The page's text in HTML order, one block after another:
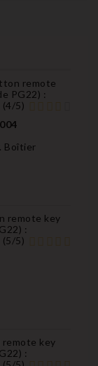
remote
PG22) :
(4/5)
Boîtier
remote key
) :
(5/5)
key
) :